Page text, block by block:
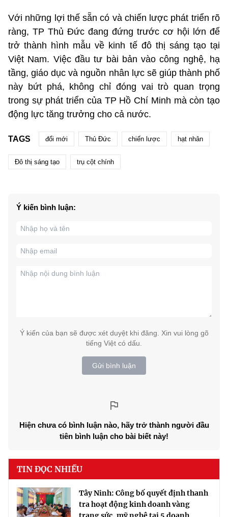
Với những lợi thế sẵn có và chiến lược phát triển rõ
ràng, TP Thủ Đức đang đứng trước cơ hội lớn để
trở thành hình mẫu về kinh tế đô thị sáng tạo tại
Việt Nam. Việc đầu tư bài bản vào công nghệ, hạ
tầng, giáo dục và nguồn nhân lực sẽ giúp thành phố
này bứt phá, không chỉ đóng vai trò quan trọng
trong sự phát triển của TP Hồ Chí Minh mà còn tạo
động lực tăng trưởng cho cả nước.
TAGS đổi mới Thủ Đức chiến lược hạt nhân
Đô thị sáng tạo trụ cột chính
Ý kiến bình luận:
Ý kiến của bạn sẽ được xét duyệt khi đăng. Xin vui lòng gõ
tiếng Việt có dấu.
Gửi bình luận
Hiện chưa có bình luận nào, hãy trở thành người đầu
tiên bình luận cho bài biết này!
TIN ĐỌC NHIỀU
Tây Ninh: Công bố quyết định thanh
tra hoạt động kinh doanh vàng